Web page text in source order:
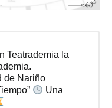
Teatrademia la
de Nariño
Una